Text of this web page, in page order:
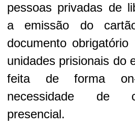
pessoas privadas de
a emissão do
documento
unidades prisionais do
feita de forma
necessidade de
presencial.